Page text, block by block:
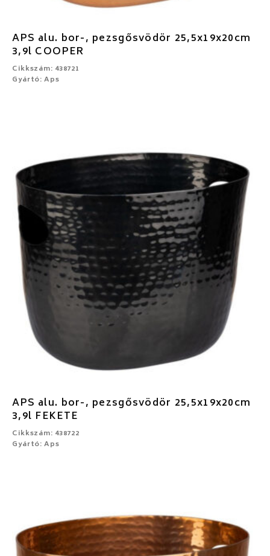
APS alu. bor-, pezsgősvödör 25,5x19x20cm
3,9l COOPER
Cikkszám: 438721
Gyártó: Aps
APS alu. bor-, pezsgősvödör 25,5x19x20cm
3,9l FEKETE
Cikkszám: 438722
Gyártó: Aps